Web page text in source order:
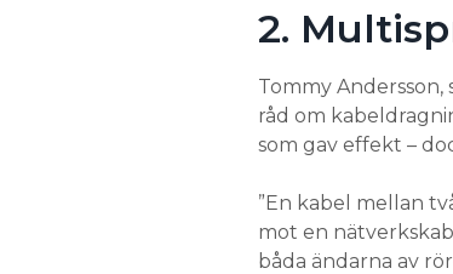
2.
Tommy
råd om
som gav effekt –
”En kabel mellan
mot en
båda ändarna av